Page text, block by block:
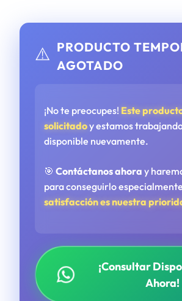
⚠️ PRODUCTO
AGOTADO
¡No te preocupes! Este
solicitadoy estamos
disponible nuevamente.
🎯Contáctanos ahora y
para conseguirlo
satisfacción es nuestra
¡Consultar
Ahora!